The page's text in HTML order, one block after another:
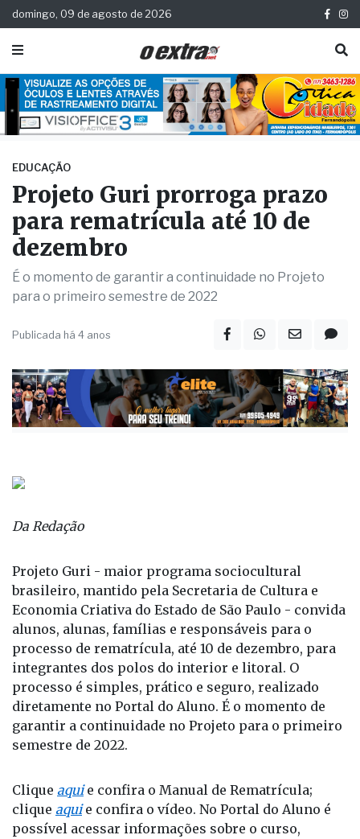
domingo, 09 de agosto de 2026
EDUCAÇÃO
Projeto Guri prorroga prazo
para rematrícula até 10 de
dezembro
É o momento de garantir a continuidade no Projeto
para o primeiro semestre de 2022
Publicada há 4 anos
Da Redação
Projeto Guri - maior programa sociocultural
brasileiro, mantido pela Secretaria de Cultura e
Economia Criativa do Estado de São Paulo - convida
alunos, alunas, famílias e responsáveis para o
processo de rematrícula, até 10 de dezembro, para
integrantes dos polos do interior e litoral. O
processo é simples, prático e seguro, realizado
diretamente no Portal do Aluno. É o momento de
garantir a continuidade no Projeto para o primeiro
semestre de 2022.
Clique aquie confira o Manual de Rematrícula;
clique aquie confira o vídeo. No Portal do Aluno é
possível acessar informações sobre o curso,